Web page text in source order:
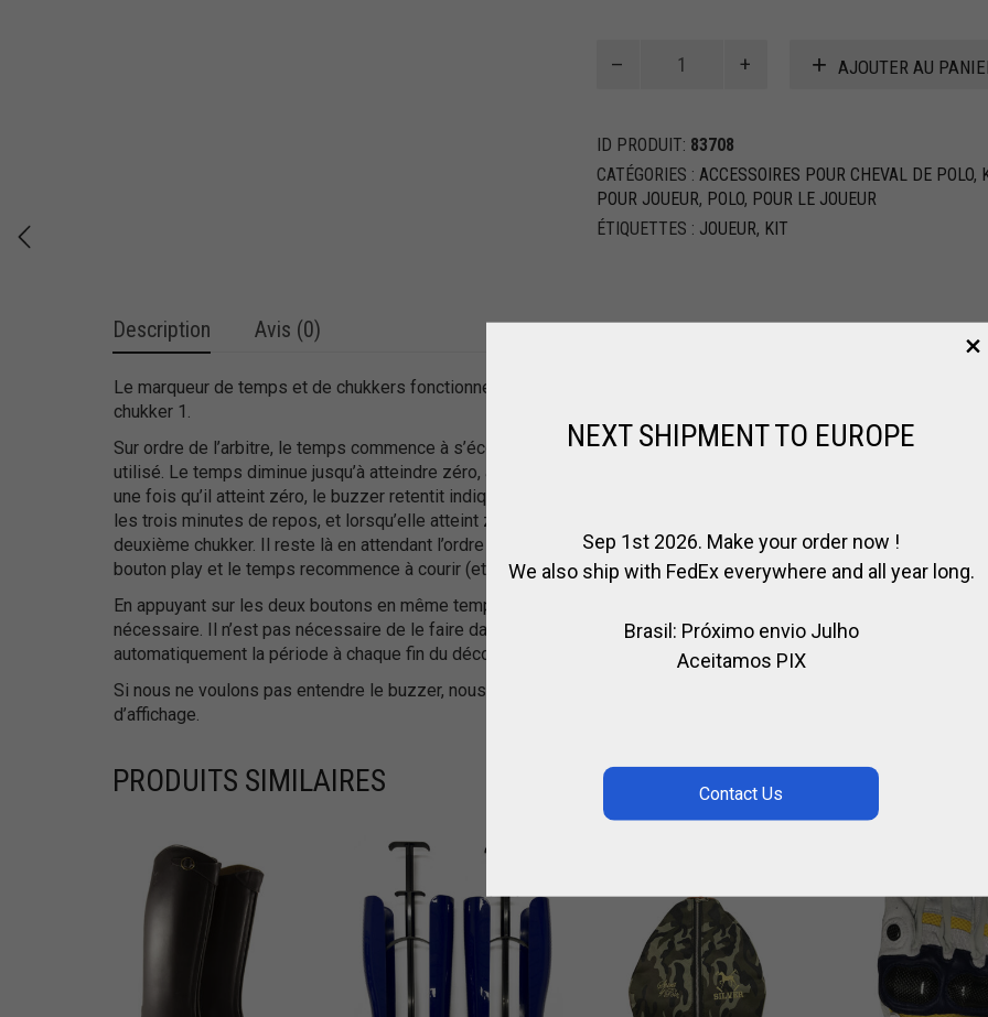
rebours
pour
polo
AJOUTER AU
ID PRODUIT: 83708
CATÉGORIES : ACCESSOIRES POUR CHEVAL DE POLO,
POUR JOUEUR, POLO, POUR LE JOUEUR
ÉTIQUETTES : JOUEUR, KIT
Description Avis (0)
Le marqueur de temps et de chukkers fonctionne de la manière suivante : l’horloge démarre à 7 minutes et indique
chukker 1.
Sur ordre de l’arbitre, le temps commence à s’écouler avec le bouton play, et s’il doit être arrêté, le bouton pause
utilisé. Le temps diminue jusqu’à atteindre zéro, auquel cas le buzzer retentit et ajoute 30 secondes
une fois qu’il atteint zéro, le buzzer retentit indiquant la fin du chukker. Automatiquement, l’horloge commence à
les trois minutes de repos, et lorsqu’elle atteint zéro, le buzzer retentit indiquant qu’elle est prête à démarrer le
deuxième chukker. Il reste là en attendant l’ordre de l’arbitre, et quand la période commence, on appuie à nouveau
bouton play et le temps recommence à courir (et ainsi de suite).
En appuyant sur les deux boutons en même temps, nous passons au chukker suivant au cas où une correction
nécessaire. Il n’est pas nécessaire de le faire dans des conditions normales d’utilisation puisque l’horloge
automatiquement la période à chaque fin du décompte de 7 minutes.
Si nous ne voulons pas entendre le buzzer, nous le retirons simplement avec la clé installée au bas du tableau
d’affichage.
PRODUITS SIMILAIRES
NEXT SHIPMENT TO EUROPE
Sep 1st 2026. Make your order now !
We also ship with FedEx everywhere and all year long.
Brasil: Próximo envio Julho
Aceitamos PIX